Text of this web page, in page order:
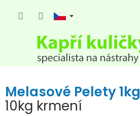
Melasové Pelety 1kg
10kg krmení